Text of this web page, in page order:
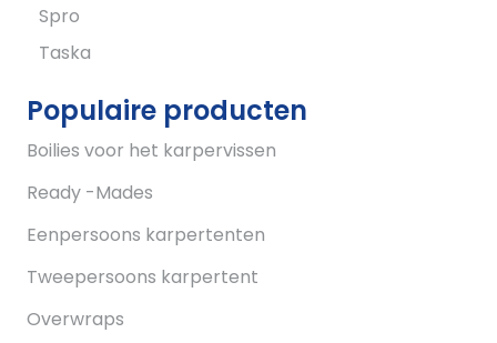
Spro
Taska
Populaire producten
Boilies voor het karpervissen
Ready -Mades
Eenpersoons karpertenten
Tweepersoons karpertent
Overwraps